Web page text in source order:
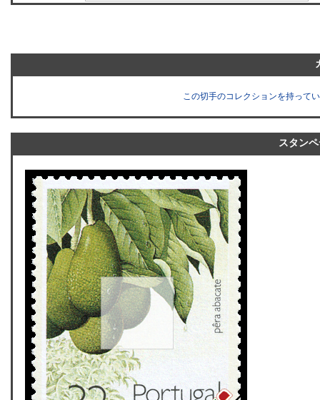
この切手のコレクションを持って
スタン